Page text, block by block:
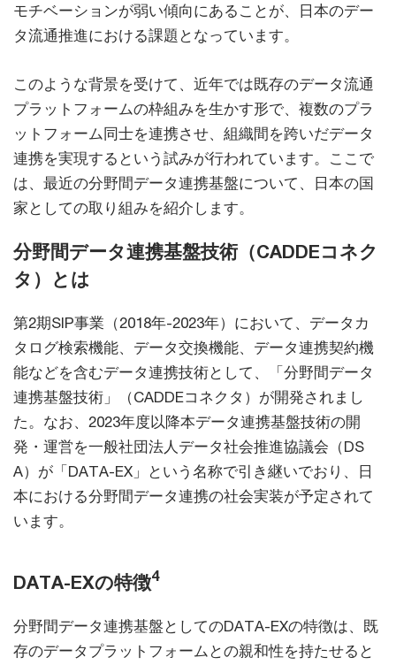
モチベーションが弱い傾向にあることが、日本のデー
タ流通推進における課題となっています。
このような背景を受けて、近年では既存のデータ流通
プラットフォームの枠組みを生かす形で、複数のプラ
ットフォーム同士を連携させ、組織間を跨いだデータ
連携を実現するという試みが行われています。ここで
は、最近の分野間データ連携基盤について、日本の国
家としての取り組みを紹介します。
分野間データ連携基盤技術（CADDEコネク
タ）とは
第2期SIP事業（2018年-2023年）において、データカ
タログ検索機能、データ交換機能、データ連携契約機
能などを含むデータ連携技術として、「分野間データ
連携基盤技術」（CADDEコネクタ）が開発されまし
た。なお、2023年度以降本データ連携基盤技術の開
発・運営を一般社団法人データ社会推進協議会（DS
A）が「DATA-EX」という名称で引き継いでおり、日
本における分野間データ連携の社会実装が予定されて
います。
DATA-EXの特徴4
分野間データ連携基盤としてのDATA-EXの特徴は、既
存のデータプラットフォームとの親和性を持たせると